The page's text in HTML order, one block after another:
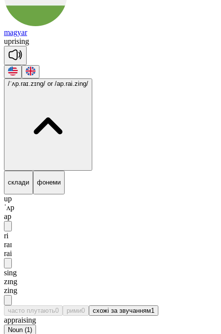
magyar
uprising
/ˈʌp.raɪ.zɪng/ or /ap.rai.zing/
склади фонеми
up
ˈʌp
ap
ri
raɪ
rai
sing
zɪng
zing
часто плутають0 рими0 схожі за звучанням1
appraising
Noun (1)